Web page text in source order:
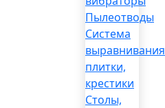
Пылеотводы
Система
выравнивания
плитки,
крестики
Столы,